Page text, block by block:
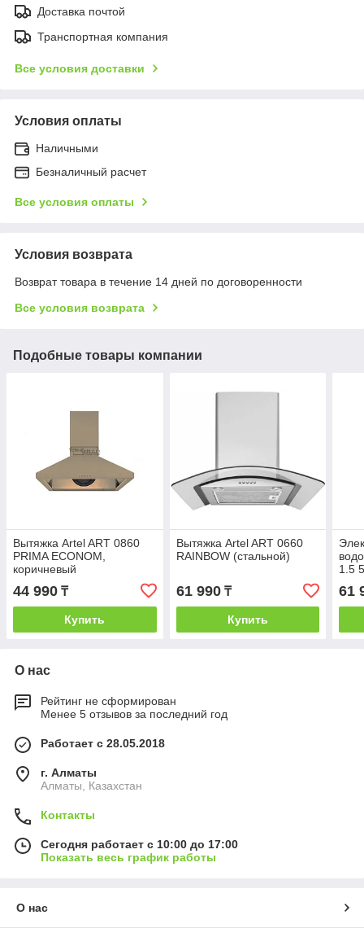
Доставка почтой
Транспортная компания
Все условия доставки
Условия оплаты
Наличными
Безналичный расчет
Все условия оплаты
Условия возврата
Возврат товара в течение 14 дней по договоренности
Все условия возврата
Подобные товары компании
Вытяжка Artel ART 0860
PRIMA ECONOM,
коричневый
44 990 ₸
Купить
Вытяжка Artel ART 0660
RAINBOW (стальной)
61 990₸
Купить
1.5
61
О нас
Рейтинг не сформирован
Менее 5 отзывов за последний год
Работает с 28.05.2018
г. Алматы
Алматы, Казахстан
Контакты
Сегодня работает с 10:00 до 17:00
Показать весь график работы
О нас